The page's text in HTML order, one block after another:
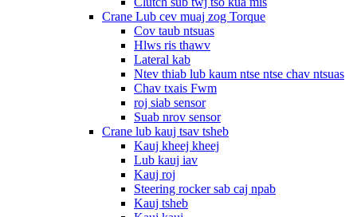
Crane Lub cev muaj zog Torque
Cov taub ntsuas
Hlws ris thawv
Lateral kab
Ntev thiab lub kaum ntse ntse chav ntsuas
Chav txais Fwm
roj siab sensor
Suab nrov sensor
Crane lub kauj tsav tsheb
Kauj kheej kheej
Lub kauj iav
Kauj roj
Steering rocker sab caj npab
Kauj tsheb